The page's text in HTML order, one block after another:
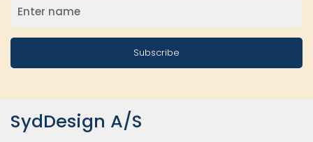
Subscribe
SydDesign A/S